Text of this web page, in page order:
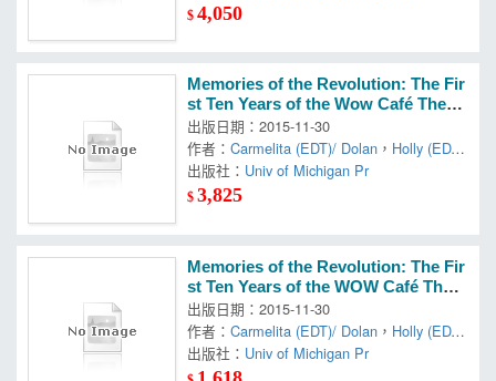
$4,050
Memories of the Revolution: The Fir
st Ten Years of the Wow Café Theat
er
出版日期：2015-11-30
作者：Carmelita (EDT)/ Dolan ， Holly (ED
T)/ Tropicana，Hughes，Jill (EDT)
出版社： Univ of Michigan Pr
$3,825
Memories of the Revolution: The Fir
st Ten Years of the WOW Café Theat
er
出版日期：2015-11-30
作者：Carmelita (EDT)/ Dolan ， Holly (ED
T)/ Tropicana，Hughes，Jill
出版社： Univ of Michigan Pr